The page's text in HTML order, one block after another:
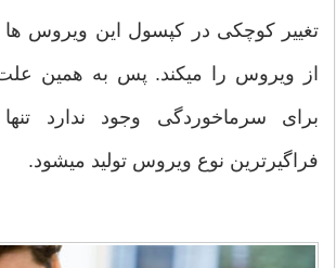
تغییر کوچکی در کپسول این ویروس ها
از ویروس را میکند. پس به همین
برای سرماخوردگی وجود ندارد
فراگیرترین نوع ویروس تولید میشود.